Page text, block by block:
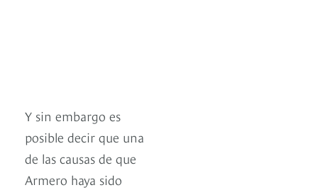
Y sin embargo es
posible decir que una
de las causas de que
Armero haya sido